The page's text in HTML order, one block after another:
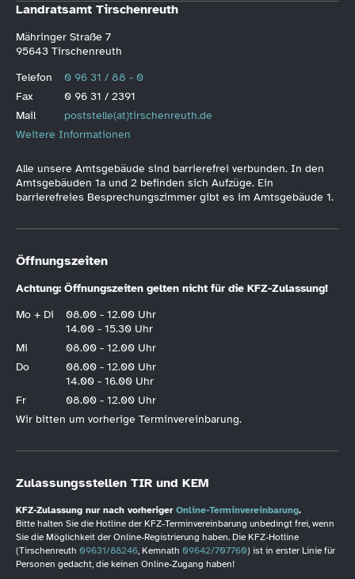
Landratsamt Tirschenreuth
Mähringer Straße 7
95643 Tirschenreuth
Telefon
0 96 31 / 88 - 0
Fax
0 96 31 / 2391
Mail
poststelle(at)tirschenreuth.de
Weitere Informationen
Alle unsere Amtsgebäude sind barrierefrei verbunden. In den
Amtsgebäuden 1a und 2 befinden sich Aufzüge. Ein
barrierefreies Besprechungszimmer gibt es im Amtsgebäude 1.
Öffnungszeiten
Achtung: Öffnungszeiten gelten nicht für die KFZ-Zulassung!
Mo + Di
08.00 - 12.00 Uhr
14.00 - 15.30 Uhr
Mi
08.00 - 12.00 Uhr
Do
08.00 - 12.00 Uhr
14.00 - 16.00 Uhr
Fr
08.00 - 12.00 Uhr
Wir bitten um vorherige Terminvereinbarung.
Zulassungsstellen TIR und KEM
KFZ-Zulassung nur nach vorheriger Online-Terminvereinbarung.
Bitte halten Sie die Hotline der KFZ-Terminvereinbarung unbedingt frei, wenn
Sie die Möglichkeit der Online-Registrierung haben. Die KFZ-Hotline
(Tirschenreuth 09631/88246, Kemnath 09642/707760) ist in erster Linie für
Personen gedacht, die keinen Online-Zugang haben!